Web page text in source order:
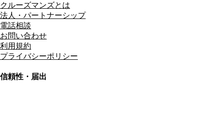
クルーズマンズとは
法人・パートナーシップ
電話相談
お問い合わせ
利用規約
プライバシーポリシー
信頼性・届出